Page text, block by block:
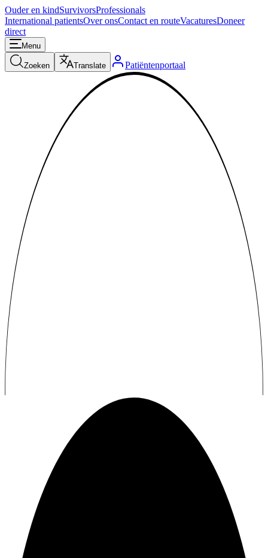
Ouder en kindSurvivorsProfessionals
International patientsOver onsContact en routeVacaturesDoneer
direct
Menu
Zoeken Translate Patiëntenportaal